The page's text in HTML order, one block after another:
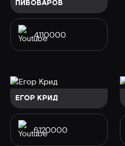
ПИВОВАРОВ
4110000
ЕГОР КРИД
6120000